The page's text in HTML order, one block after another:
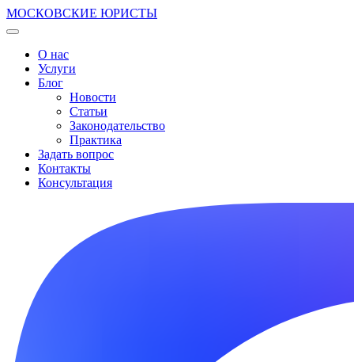
МОСКОВСКИЕ ЮРИСТЫ
О нас
Услуги
Блог
Новости
Статьи
Законодательство
Практика
Задать вопрос
Контакты
Консультация